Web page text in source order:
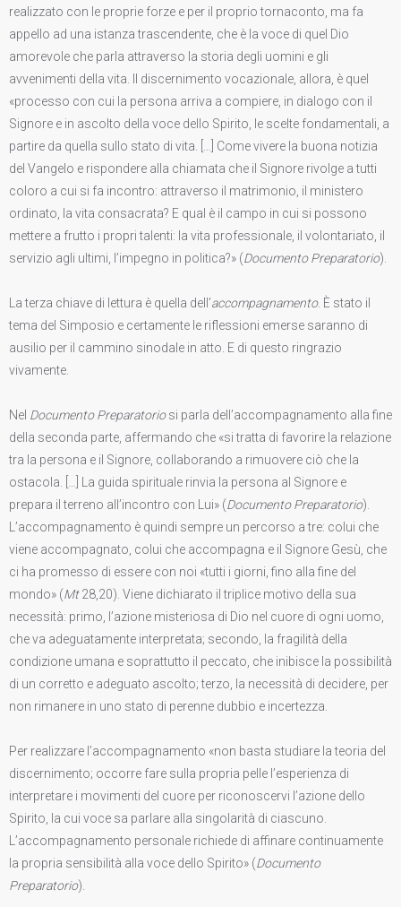
realizzato con le proprie forze e per il proprio tornaconto, ma fa
appello ad una istanza trascendente, che è la voce di quel Dio
amorevole che parla attraverso la storia degli uomini e gli
avvenimenti della vita. Il discernimento vocazionale, allora, è quel
«processo con cui la persona arriva a compiere, in dialogo con il
Signore e in ascolto della voce dello Spirito, le scelte fondamentali, a
partire da quella sullo stato di vita. […] Come vivere la buona notizia
del Vangelo e rispondere alla chiamata che il Signore rivolge a tutti
coloro a cui si fa incontro: attraverso il matrimonio, il ministero
ordinato, la vita consacrata? E qual è il campo in cui si possono
mettere a frutto i propri talenti: la vita professionale, il volontariato, il
servizio agli ultimi, l’impegno in politica?» (Documento Preparatorio).
La terza chiave di lettura è quella dell’accompagnamento. È stato il
tema del Simposio e certamente le riflessioni emerse saranno di
ausilio per il cammino sinodale in atto. E di questo ringrazio
vivamente.
Nel Documento Preparatoriosi parla dell’accompagnamento alla fine
della seconda parte, affermando che «si tratta di favorire la relazione
tra la persona e il Signore, collaborando a rimuovere ciò che la
ostacola. […] La guida spirituale rinvia la persona al Signore e
prepara il terreno all’incontro con Lui» (Documento Preparatorio).
L’accompagnamento è quindi sempre un percorso a tre: colui che
viene accompagnato, colui che accompagna e il Signore Gesù, che
ci ha promesso di essere con noi «tutti i giorni, fino alla fine del
mondo» (Mt28,20). Viene dichiarato il triplice motivo della sua
necessità: primo, l’azione misteriosa di Dio nel cuore di ogni uomo,
che va adeguatamente interpretata; secondo, la fragilità della
condizione umana e soprattutto il peccato, che inibisce la possibilità
di un corretto e adeguato ascolto; terzo, la necessità di decidere, per
non rimanere in uno stato di perenne dubbio e incertezza.
Per realizzare l’accompagnamento «non basta studiare la teoria del
discernimento; occorre fare sulla propria pelle l’esperienza di
interpretare i movimenti del cuore per riconoscervi l’azione dello
Spirito, la cui voce sa parlare alla singolarità di ciascuno.
L’accompagnamento personale richiede di affinare continuamente
la propria sensibilità alla voce dello Spirito» (Documento
Preparatorio).